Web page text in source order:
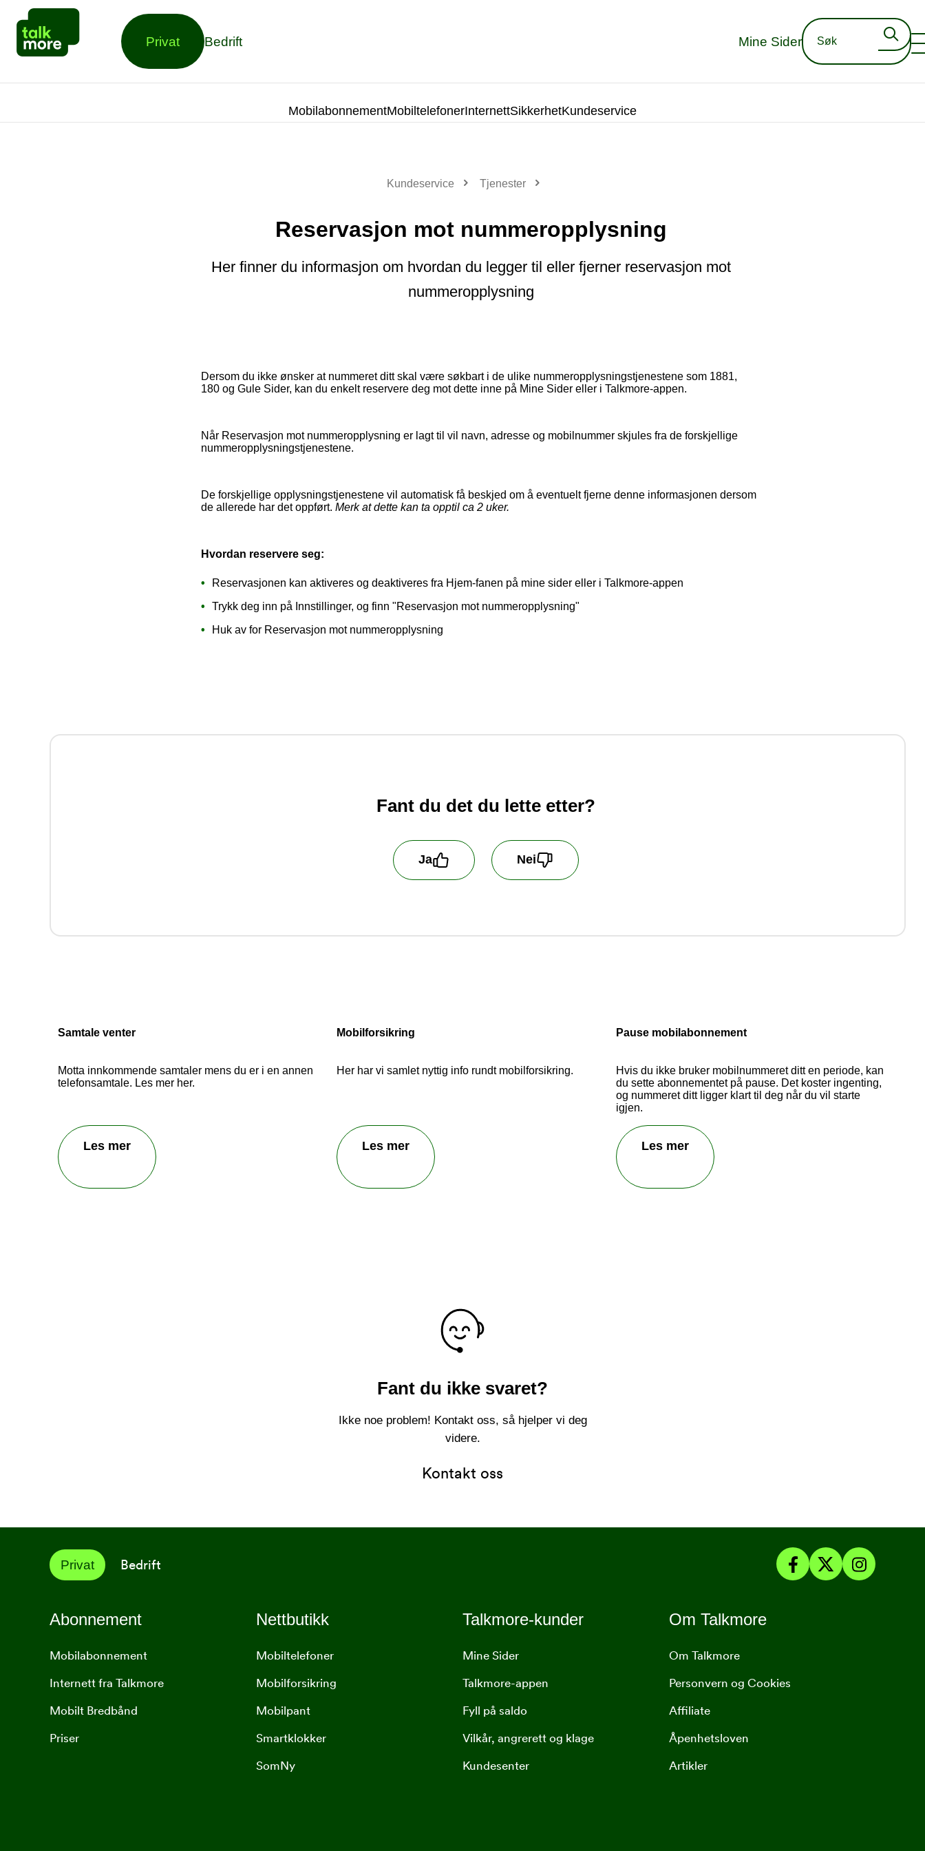
Privat Bedrift Mine Sider
MobilabonnementMobiltelefonerInternettSikkerhetKundeservice
Kundeservice Tjenester
Reservasjon mot nummeropplysning
Her finner du informasjon om hvordan du legger til eller fjerner reservasjon mot
nummeropplysning
Dersom du ikke ønsker at nummeret ditt skal være søkbart i de ulike nummeropplysningstjenestene som 1881,
180 og Gule Sider, kan du enkelt reservere deg mot dette inne på Mine Sider eller i Talkmore-appen.
Når Reservasjon mot nummeropplysning er lagt til vil navn, adresse og mobilnummer skjules fra de forskjellige
nummeropplysningstjenestene.
De forskjellige opplysningstjenestene vil automatisk få beskjed om å eventuelt fjerne denne informasjonen dersom
de allerede har det oppført. Merk at dette kan ta opptil ca 2 uker.
Hvordan reservere seg:
Reservasjonen kan aktiveres og deaktiveres fra Hjem-fanen på mine sider eller i Talkmore-appen
Trykk deg inn på Innstillinger, og finn "Reservasjon mot nummeropplysning"
Huk av for Reservasjon mot nummeropplysning
Fant du det du lette etter?
Ja Nei
Hjelp oss å bli bedre! Fortell oss hva du er misfornøyd med! Vi
Send inn tilbakemelding
Samtale venter
Motta innkommende samtaler mens du er i en annen
telefonsamtale. Les mer her.
Les mer
Mobilforsikring
Her har vi samlet nyttig info rundt mobilforsikring.
Les mer
Pause mobilabonnement
Hvis du ikke bruker mobilnummeret ditt en periode, kan
du sette abonnementet på pause. Det koster ingenting,
og nummeret ditt ligger klart til deg når du vil starte
igjen.
Les mer
Fant du ikke svaret?
Ikke noe problem! Kontakt oss, så hjelper vi deg
videre.
Kontakt oss
Privat Bedrift
Abonnement
Mobilabonnement
Internett fra Talkmore
Mobilt Bredbånd
Priser
Nettbutikk
Mobiltelefoner
Mobilforsikring
Mobilpant
Smartklokker
SomNy
Talkmore-kunder
Mine Sider
Talkmore-appen
Fyll på saldo
Vilkår, angrerett og klage
Kundesenter
Om Talkmore
Om Talkmore
Personvern og Cookies
Affiliate
Åpenhetsloven
Artikler